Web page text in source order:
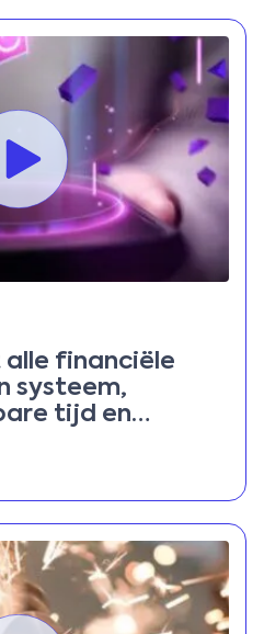
alle financiële
systeem,
tijd en